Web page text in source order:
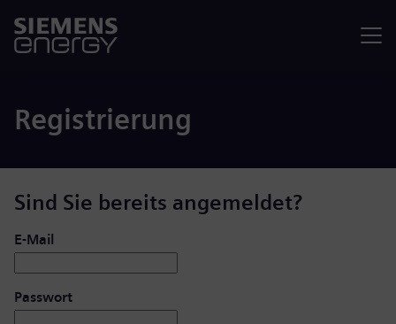
Registrierung
Sind Sie bereits angemeldet?
Login: Benutzer und Passwort
E-Mail
Passwort